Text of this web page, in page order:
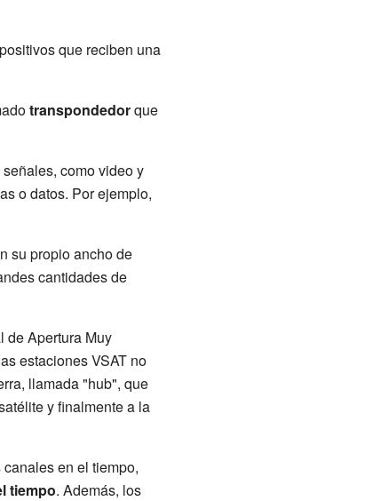
que reciben una
transpondedorque
como video y
o datos. Por ejemplo,
su propio ancho de
cantidades de
de Apertura Muy
estaciones VSAT no
llamada "hub", que
y finalmente a la
en el tiempo,
tiempo. Además, los